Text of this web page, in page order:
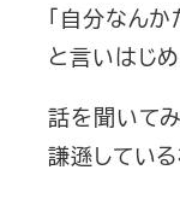
「自分なんか
と言いはじめ
話を聞いて
謙遜している